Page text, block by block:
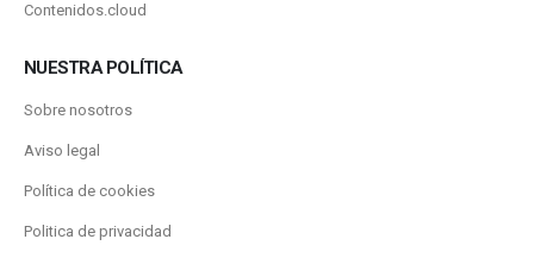
Contenidos.cloud
NUESTRA POLÍTICA
Sobre nosotros
Aviso legal
Política de cookies
Politica de privacidad